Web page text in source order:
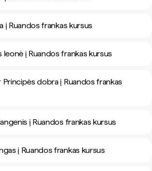
į Ruandos frankas kursus
leonė į Ruandos frankas kursus
Principės dobra į Ruandos frankas
į Ruandos frankas kursus
į Ruandos frankas kursus